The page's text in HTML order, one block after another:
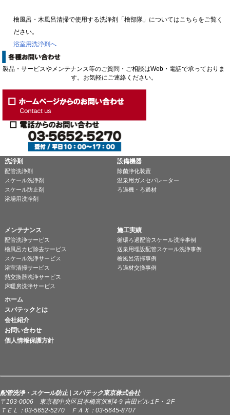
檜風呂・木風呂清掃で使用する洗浄剤「檜部隊」についてはこちらをご覧く
ださい。
浴室用洗浄剤へ
製品・サービスやメンテナンス等のご質問・ご相談はWeb・電話で承っておりま
す。お気軽にご連絡ください。
洗浄剤
配管洗浄剤
スケール洗浄剤
スケール防止剤
浴場用洗浄剤
設備機器
除菌浄化装置
温泉用ガスセパレーター
ろ過機・ろ過材
メンテナンス
配管洗浄サービス
檜風呂カビ除去サービス
スケール洗浄サービス
浴室清掃サービス
熱交換器洗浄サービス
床暖房洗浄サービス
施工実績
循環ろ過配管スケール洗浄事例
送泉用埋設配管スケール洗浄事例
檜風呂清掃事例
ろ過材交換事例
ホーム
スパテックとは
会社紹介
お問い合わせ
個人情報保護方針
配管洗浄・スケール防止 | スパテック東京株式会社
〒103-0006 東京都中央区日本橋富沢町4-9 吉田ビル１F・２F
ＴＥＬ：03-5652-5270 ＦＡＸ：03-5645-8707